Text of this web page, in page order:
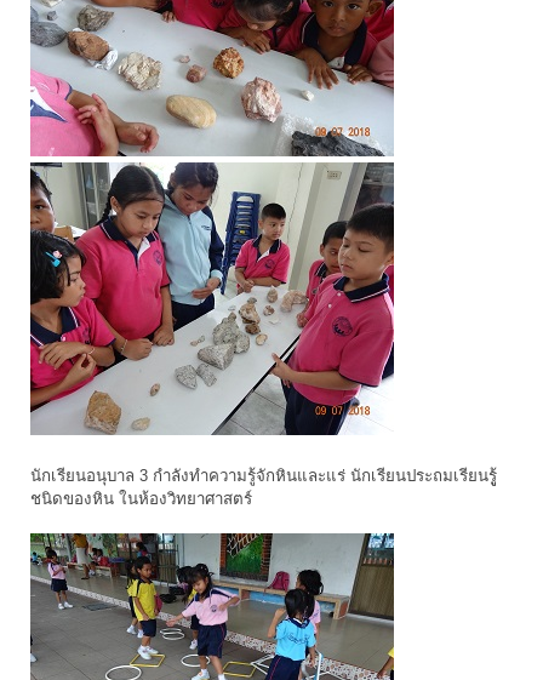
นักเรียนอนุบาล 3 กำลังทำความรู้จักหินและแร่ นักเรียนประถมเรียนรูู้
ชนิดของหิน ในห้องวิทยาศาสตร์